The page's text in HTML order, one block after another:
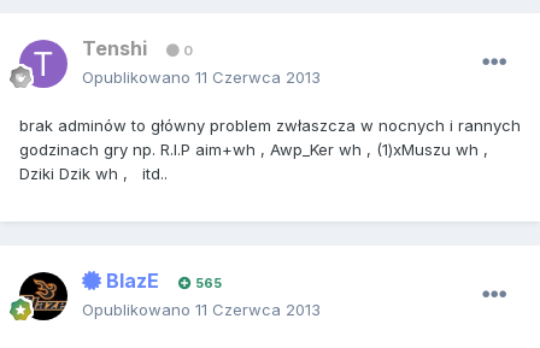
Tenshi 0
Opublikowano 11 Czerwca 2013
brak adminów to główny problem zwłaszcza w nocnych i rannych
godzinach gry np. R.I.P aim+wh , Awp_Ker wh , (1)xMuszu wh ,
Dziki Dzik wh , itd..
BlazE 565
Opublikowano 11 Czerwca 2013